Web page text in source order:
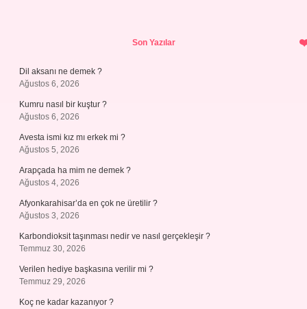
Son Yazılar
Dil aksanı ne demek ?
Ağustos 6, 2026
Kumru nasıl bir kuştur ?
Ağustos 6, 2026
Avesta ismi kız mı erkek mi ?
Ağustos 5, 2026
Arapçada ha mim ne demek ?
Ağustos 4, 2026
Afyonkarahisar’da en çok ne üretilir ?
Ağustos 3, 2026
Karbondioksit taşınması nedir ve nasıl gerçekleşir ?
Temmuz 30, 2026
Verilen hediye başkasına verilir mi ?
Temmuz 29, 2026
Koç ne kadar kazanıyor ?